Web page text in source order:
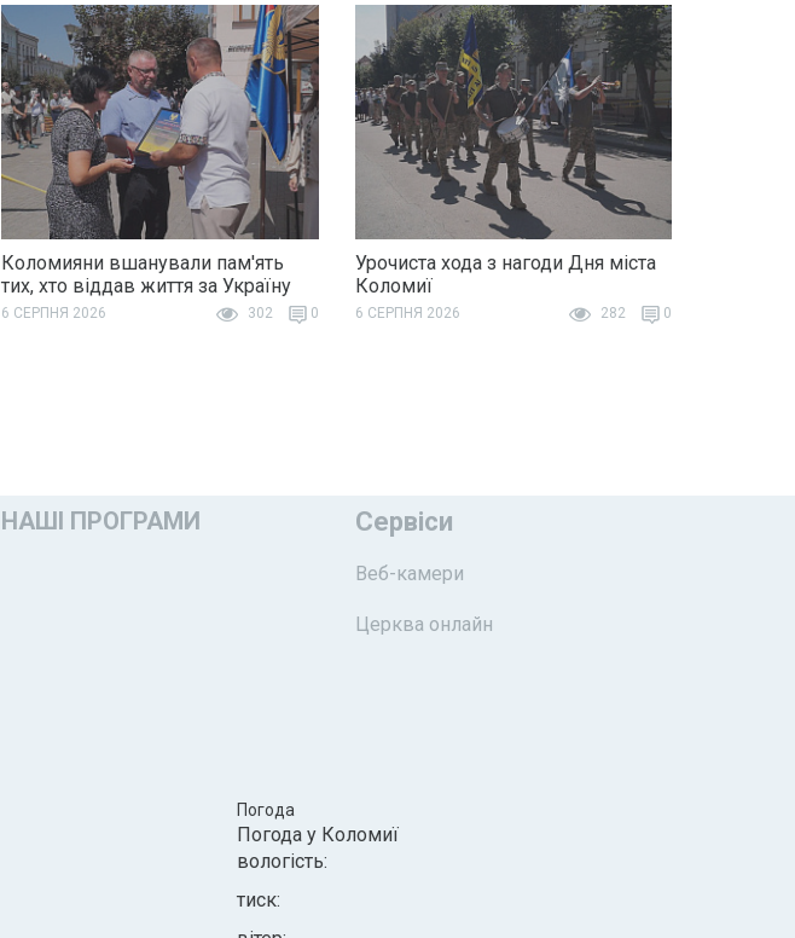
Коломияни вшанували пам'ять
тих, хто віддав життя за Україну
6 СЕРПНЯ 2026 302 0
Урочиста хода з нагоди Дня міста
Коломиї
6 СЕРПНЯ 2026 282 0
НАШІ ПРОГРАМИ Сервіси
Веб-камери
Церква онлайн
Погода
Погода у Коломиї
вологість:
тиск: